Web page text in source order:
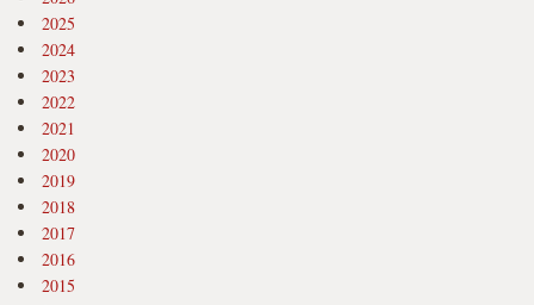
2025
2024
2023
2022
2021
2020
2019
2018
2017
2016
2015